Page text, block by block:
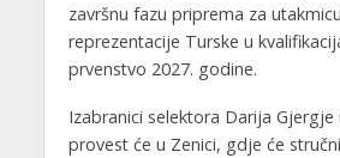
završnu fazu priprema za
reprezentacije Turske u
prvenstvo 2027. godine.
Izabranici selektora Darija
provest će u Zenici, gdje će